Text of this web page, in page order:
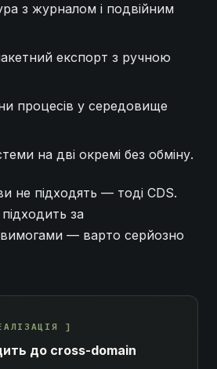
з журналом і подвійним
експорт з ручною
процесів у середовище
на дві окремі без обміну.
не підходять — тоді CDS.
за
— варто серйозно
]
до cross-domain